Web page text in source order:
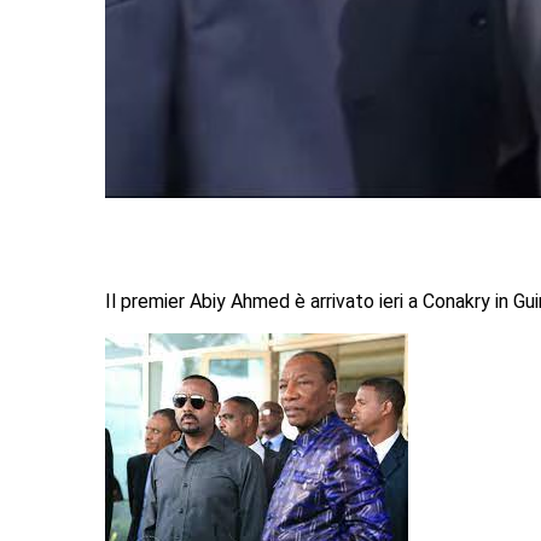
Il premier Abiy Ahmed è arrivato ieri a Conakry in